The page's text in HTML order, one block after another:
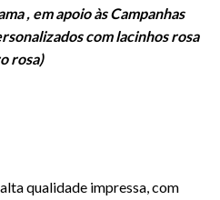
, em apoio às Campanhas
com lacinhos rosa
rosa)
qualidade impressa, com